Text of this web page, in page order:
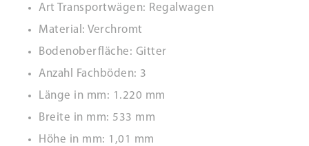
Art Transportwägen: Regalwagen
Material: Verchromt
Bodenoberfläche: Gitter
Anzahl Fachböden: 3
Länge in mm: 1.220 mm
Breite in mm: 533 mm
Höhe in mm: 1,01 mm